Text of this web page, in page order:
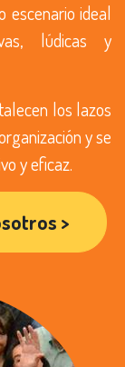
escenario ideal
lúdicas y
los lazos
y se
y eficaz.​
>